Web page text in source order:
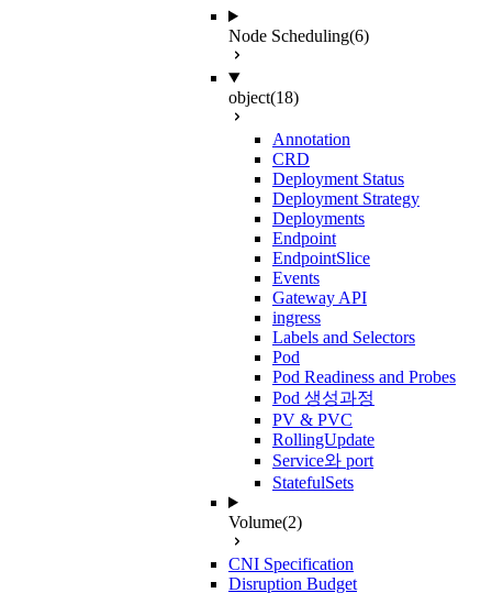
Node Scheduling(6)
object(18)
Annotation
CRD
Deployment Status
Deployment Strategy
Deployments
Endpoint
EndpointSlice
Events
Gateway API
ingress
Labels and Selectors
Pod
Pod Readiness and Probes
Pod 생성과정
PV & PVC
RollingUpdate
Service와 port
StatefulSets
Volume(2)
CNI Specification
Disruption Budget